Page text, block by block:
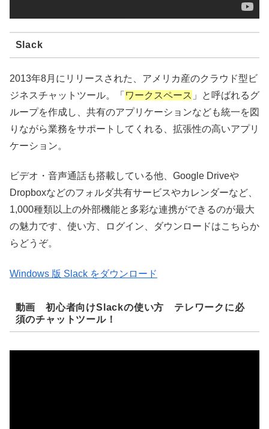
Slack
2013年8月にリリースされた、アメリカ産のクラウド型ビ
ジネスチャットツール。「 ワークスペース 」と呼ばれるグ
ループを作成し、共有のアプリケーションなども統一を図
りながら業務をサポートしてくれる、拡張性の高いアプリ
ケーション。
ビデオ・音声通話も搭載している他、Google Driveや
Dropboxなどのフォルダ共有サービスやカレンダーなど、
1,000種類以上の外部機能と多彩な連携ができるのが最大
の魅力です、使い方、ログイン、ダウンロードはこちらか
らどうぞ。
Windows 版 Slack をダウンロード
動画 初心者向けSlackの使い方 テレワークに必
須のチャットツール！